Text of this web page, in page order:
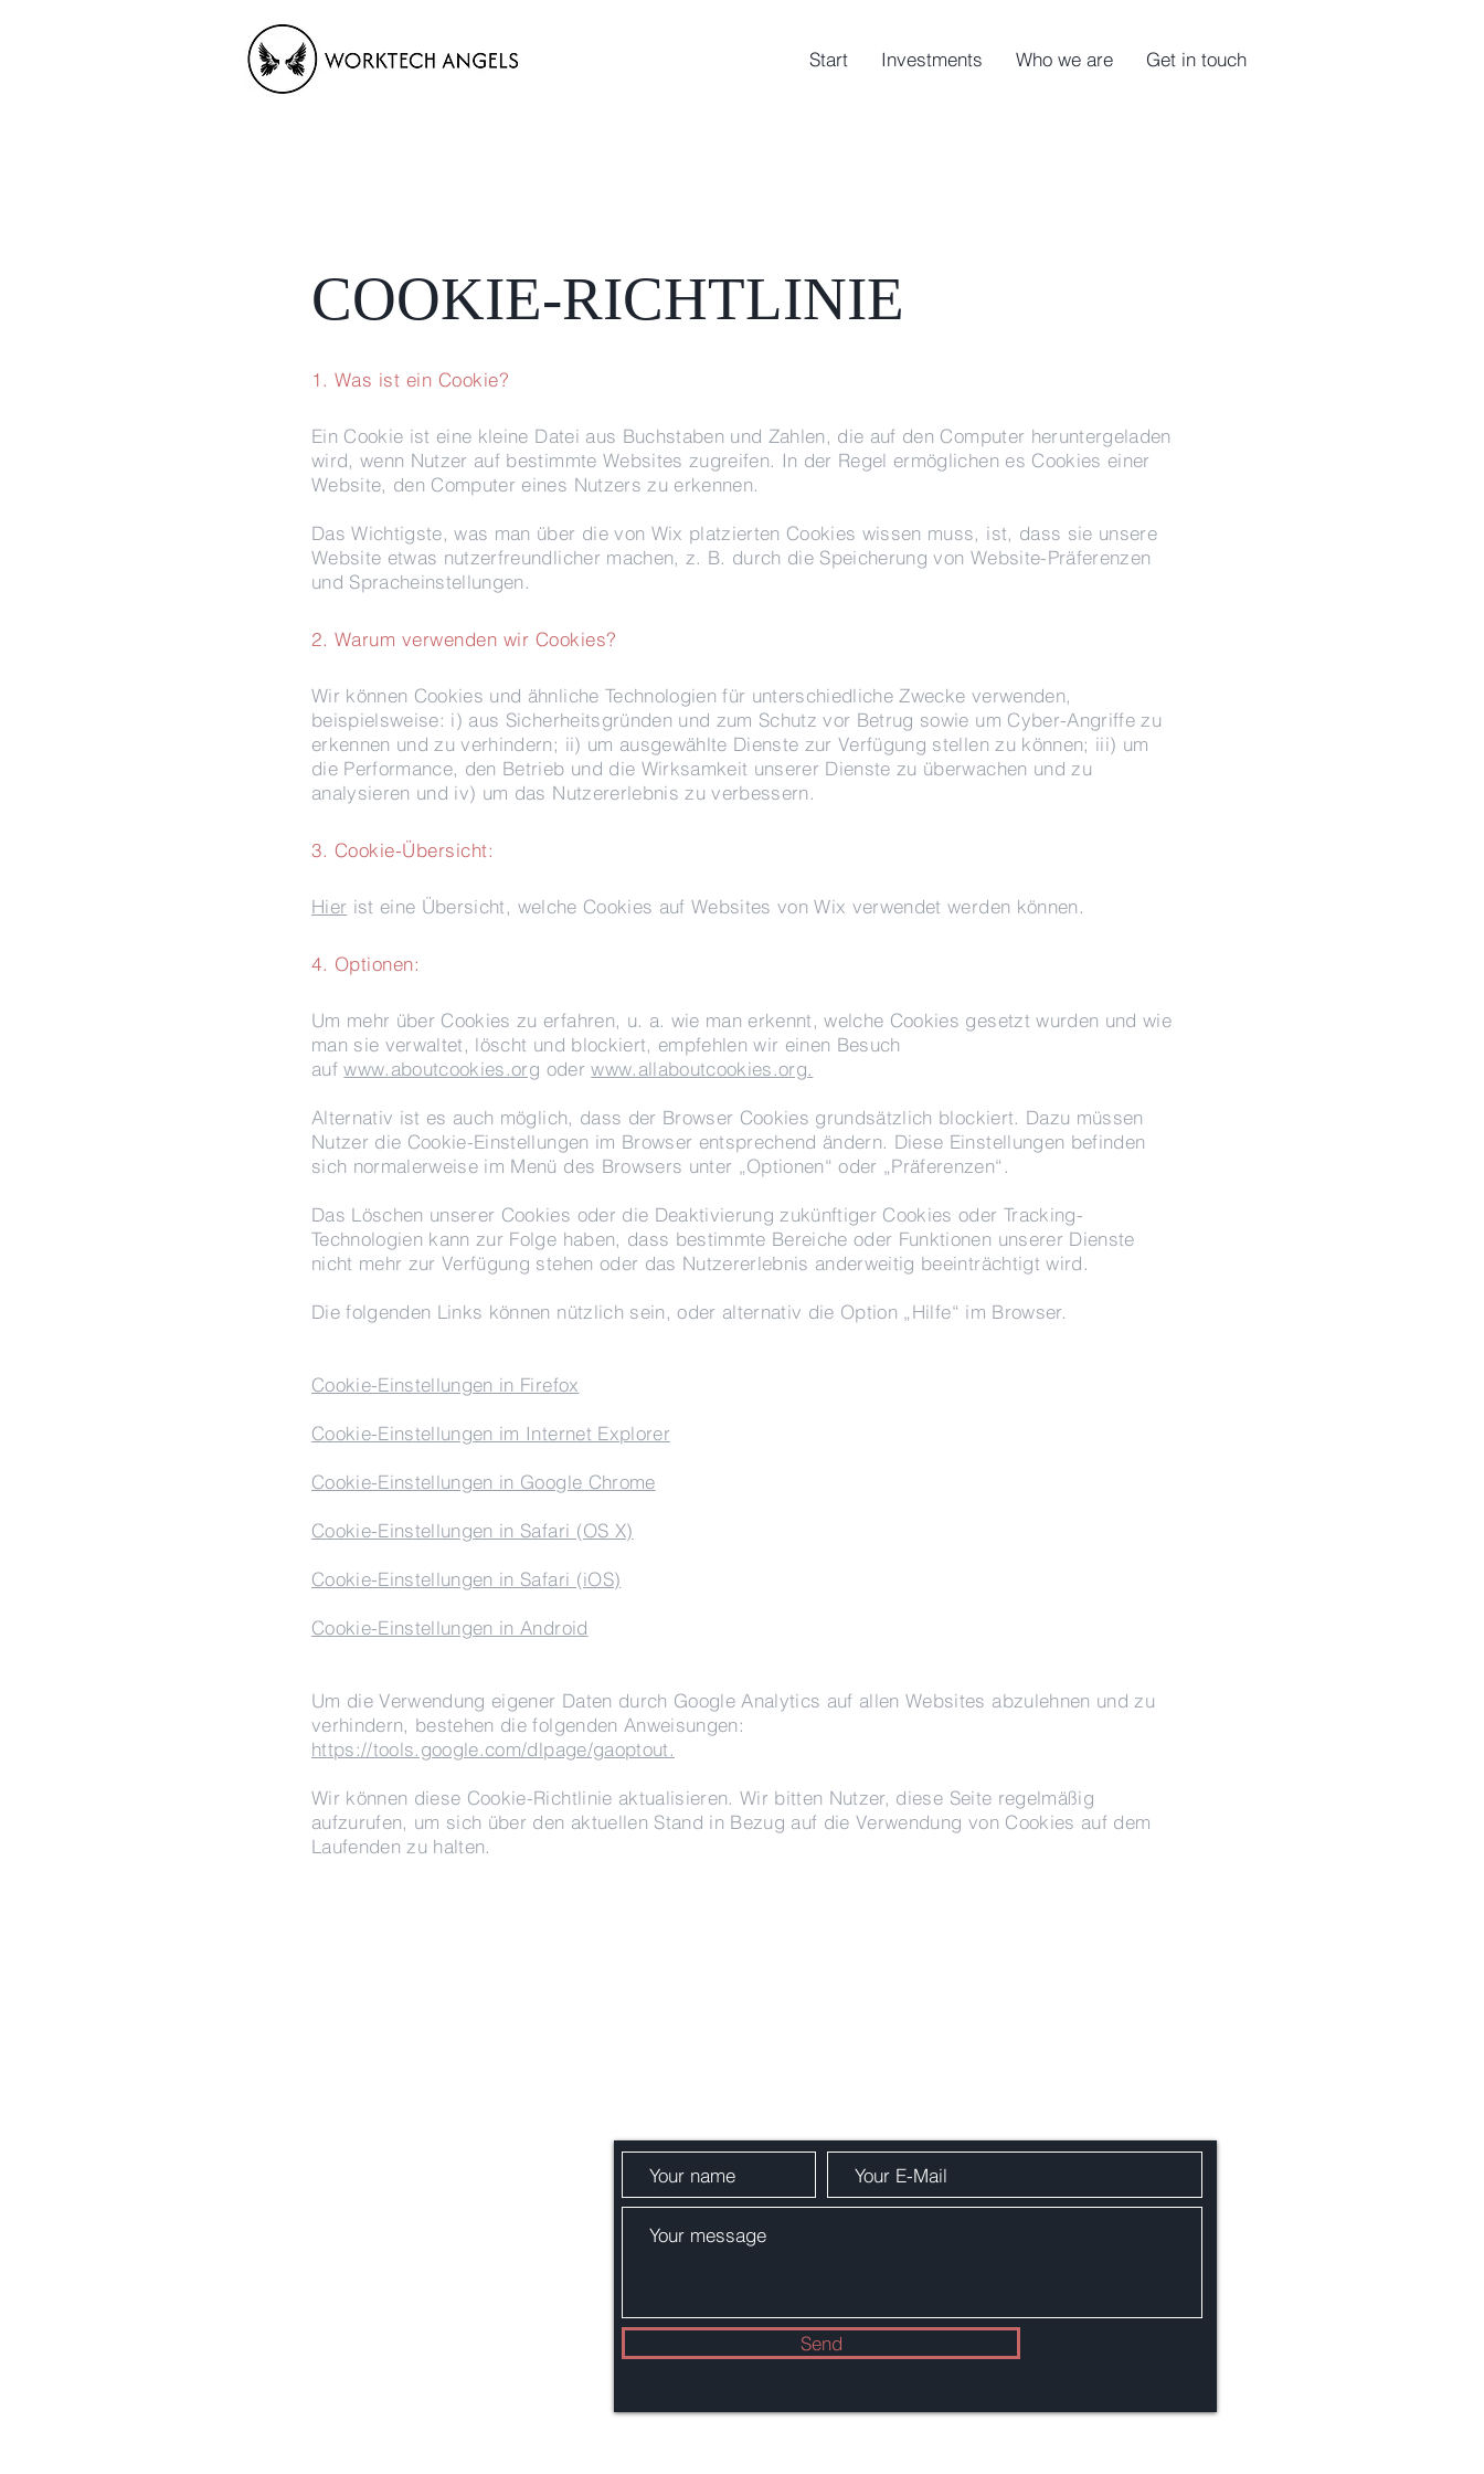
Start Investments Who we are Get in touch
COOKIE-RICHTLINIE
1. Was ist ein Cookie?
Ein Cookie ist eine kleine Datei aus Buchstaben und Zahlen, die auf den Computer heruntergeladen
wird, wenn Nutzer auf bestimmte Websites zugreifen. In der Regel ermöglichen es Cookies einer
Website, den Computer eines Nutzers zu erkennen.
Das Wichtigste, was man über die von Wix platzierten Cookies wissen muss, ist, dass sie unsere
Website etwas nutzerfreundlicher machen, z. B. durch die Speicherung von Website-Präferenzen
und Spracheinstellungen.
2. Warum verwenden wir Cookies?
Wir können Cookies und ähnliche Technologien für unterschiedliche Zwecke verwenden,
beispielsweise: i) aus Sicherheitsgründen und zum Schutz vor Betrug sowie um Cyber-Angriffe zu
erkennen und zu verhindern; ii) um ausgewählte Dienste zur Verfügung stellen zu können; iii) um
die Performance, den Betrieb und die Wirksamkeit unserer Dienste zu überwachen und zu
analysieren und iv) um das Nutzererlebnis zu verbessern.
3. Cookie-Übersicht:
Hier ist eine Übersicht, welche Cookies auf Websites von Wix verwendet werden können.
4. Optionen:
Um mehr über Cookies zu erfahren, u. a. wie man erkennt, welche Cookies gesetzt wurden und wie
man sie verwaltet, löscht und blockiert, empfehlen wir einen Besuch
aufwww.aboutcookies.org oderwww.allaboutcookies.org.
Alternativ ist es auch möglich, dass der Browser Cookies grundsätzlich blockiert. Dazu müssen
Nutzer die Cookie-Einstellungen im Browser entsprechend ändern. Diese Einstellungen befinden
sich normalerweise im Menü des Browsers unter „Optionen“ oder „Präferenzen“.
Das Löschen unserer Cookies oder die Deaktivierung zukünftiger Cookies oder Tracking-
Technologien kann zur Folge haben, dass bestimmte Bereiche oder Funktionen unserer Dienste
nicht mehr zur Verfügung stehen oder das Nutzererlebnis anderweitig beeinträchtigt wird.
Die folgenden Links können nützlich sein, oder alternativ die Option „Hilfe“ im Browser.
Cookie-Einstellungen in Firefox
Cookie-Einstellungen im Internet Explorer
Cookie-Einstellungen in Google Chrome
Cookie-Einstellungen in Safari (OS X)
Cookie-Einstellungen in Safari (iOS)
Cookie-Einstellungen in Android
Um die Verwendung eigener Daten durch Google Analytics auf allen Websites abzulehnen und zu
verhindern, bestehen die folgenden Anweisungen:
https://tools.google.com/dlpage/gaoptout.
Wir können diese Cookie-Richtlinie aktualisieren. Wir bitten Nutzer, diese Seite regelmäßig
aufzurufen, um sich über den aktuellen Stand in Bezug auf die Verwendung von Cookies auf dem
Laufenden zu halten.
Send